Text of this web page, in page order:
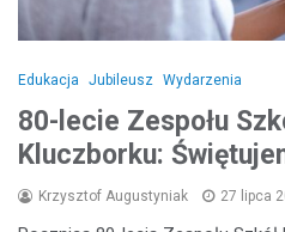
Edukacja Jubileusz Wydarzenia
80-lecie Zespołu
Kluczborku:
Krzysztof Augustyniak 27 lipca